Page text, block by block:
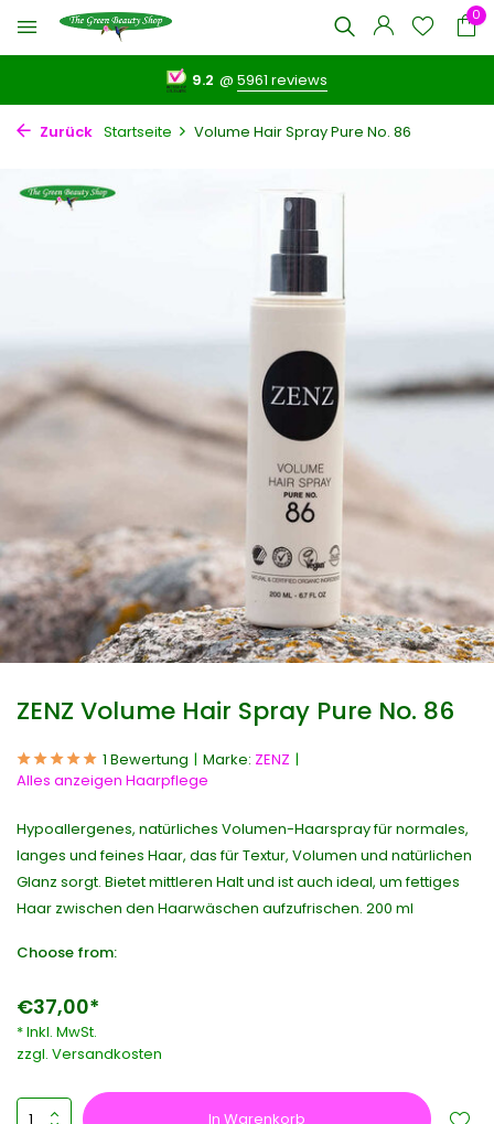
0
9.2 @5961 reviews
Zurück Startseite Volume Hair Spray Pure No. 86
ZENZ Volume Hair Spray Pure No. 86
1 Bewertung Marke: ZENZ
Alles anzeigen Haarpflege
Hypoallergenes, natürliches Volumen-Haarspray für normales,
langes und feines Haar, das für Textur, Volumen und natürlichen
Glanz sorgt. Bietet mittleren Halt und ist auch ideal, um fettiges
Haar zwischen den Haarwäschen aufzufrischen. 200 ml
Choose from:
€37,00*
* Inkl. MwSt.
zzgl. Versandkosten
In Warenkorb